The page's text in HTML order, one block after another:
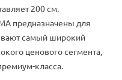
200 см.
предназначены для
самый широкий
ценового сегмента,
класса.